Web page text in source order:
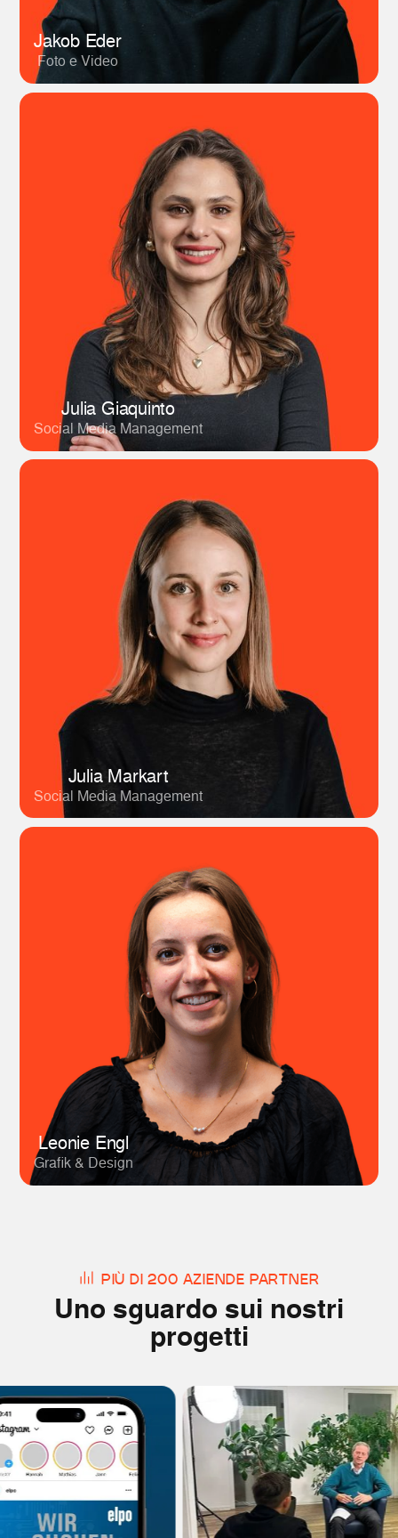
Jakob Eder
Foto e Video
Julia Giaquinto
Social Media Management
Julia Markart
Social Media Management
Leonie Engl
Grafik & Design
PIÙ DI 200 AZIENDE PARTNER
Uno sguardo sui nostri
progetti